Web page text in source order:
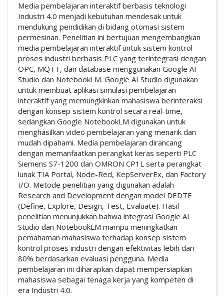
Media pembelajaran interaktif berbasis teknologi
Industri 4.0 menjadi kebutuhan mendesak untuk
mendukung pendidikan di bidang otomasi sistem
permesinan. Penelitian ini bertujuan mengembangkan
media pembelajaran interaktif untuk sistem kontrol
proses industri berbasis PLC yang terintegrasi dengan
OPC, MQTT, dan database menggunakan Google AI
Studio dan NotebookLM. Google AI Studio digunakan
untuk membuat aplikasi simulasi pembelajaran
interaktif yang memungkinkan mahasiswa berinteraksi
dengan konsep sistem kontrol secara real-time,
sedangkan Google NotebookLM digunakan untuk
menghasilkan video pembelajaran yang menarik dan
mudah dipahami. Media pembelajaran dirancang
dengan memanfaatkan perangkat keras seperti PLC
Siemens S7-1200 dan OMRON CP1L serta perangkat
lunak TIA Portal, Node-Red, KepServerEx, dan Factory
I/O. Metode penelitian yang digunakan adalah
Research and Development dengan model DEDTE
(Define, Explore, Design, Test, Evaluate). Hasil
penelitian menunjukkan bahwa integrasi Google AI
Studio dan NotebookLM mampu meningkatkan
pemahaman mahasiswa terhadap konsep sistem
kontrol proses industri dengan efektivitas lebih dari
80% berdasarkan evaluasi pengguna. Media
pembelajaran ini diharapkan dapat mempersiapkan
mahasiswa sebagai tenaga kerja yang kompeten di
era Industri 4.0.